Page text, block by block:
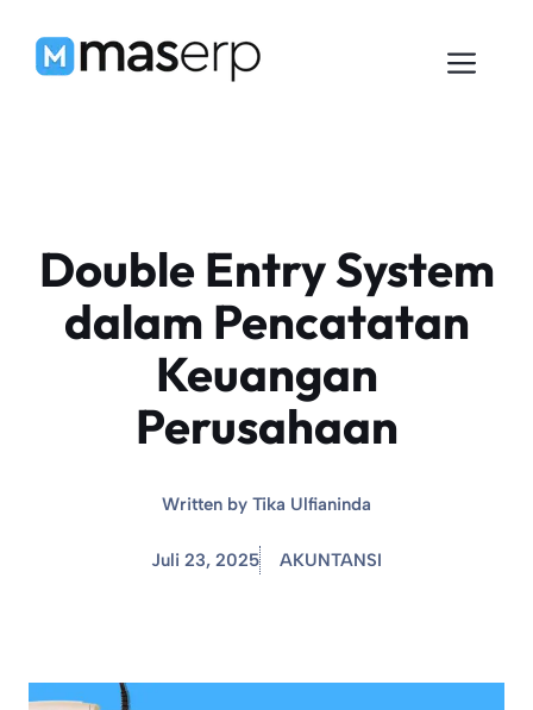
Double Entry System
dalam Pencatatan
Keuangan
Perusahaan
Written by Tika Ulfianinda
Juli 23, 2025 AKUNTANSI